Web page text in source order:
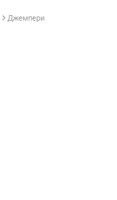
Джемпери